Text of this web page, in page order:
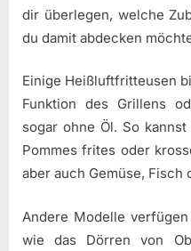
dir überlegen, welche
du damit abdecken
Einige Heißluftfritteusen
Funktion des Grillens
sogar ohne Öl. So
Pommes frites oder
aber auch Gemüse, Fisch
Andere Modelle
wie das Dörren von